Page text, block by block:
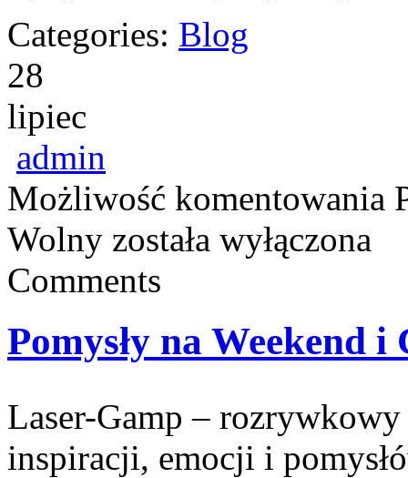
Categories: Blog
28
lipiec
admin
Możliwość komentowania
Wolny została wyłączona
Comments
Pomysły na Weekend i
Laser-Gamp –
inspiracji, emocji i